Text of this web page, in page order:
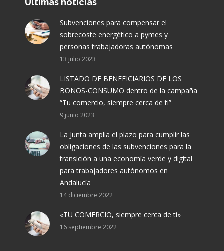
Subvenciones para compensar el
sobrecoste energético a pymes y
personas trabajadoras autónomas
13 julio 2023
LISTADO DE BENEFICIARIOS DE LOS
BONOS-CONSUMO dentro de la campaña
“Tu comercio, siempre cerca de ti”
9 junio 2023
La Junta amplia el plazo para cumplir las
obligaciones de las subvenciones para la
transición a una economía verde y digital
para trabajadores autónomos en
Andalucía
14 diciembre 2022
«TU COMERCIO, siempre cerca de ti»
16 septiembre 2022